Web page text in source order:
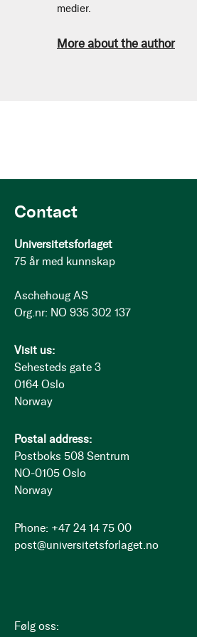
medier.
More about the author
Contact
Universitetsforlaget
75 år med kunnskap
Aschehoug AS
Org.nr: NO 935 302 137
Visit us:
Sehesteds gate 3
0164 Oslo
Norway
Postal address:
Postboks 508 Sentrum
NO-0105 Oslo
Norway
Phone: +47 24 14 75 00
post@universitetsforlaget.no
Følg oss: